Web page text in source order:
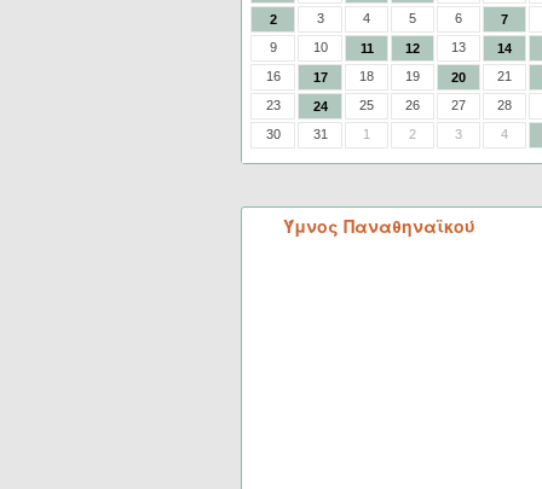
2 3 4 5 6
7
9
10 11 12 13
14
16
17 18 19 20
21
23
24 25 26 27
28
30
31 1 2 3 4
Ύμνος Παναθηναϊκού